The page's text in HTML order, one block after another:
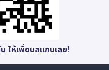
ให้เพื่อนสแกนเลย!